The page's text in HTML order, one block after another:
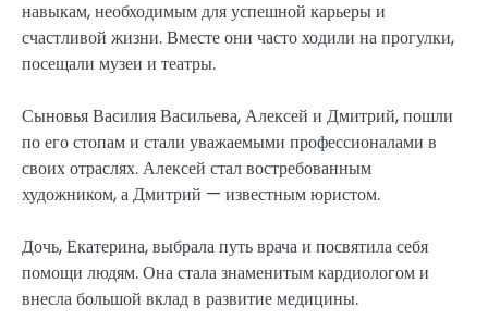
навыкам, необходимым для успешной карьеры и
счастливой жизни. Вместе они часто ходили на прогулки,
посещали музеи и театры.
Сыновья Василия Васильева, Алексей и Дмитрий, пошли
по его стопам и стали уважаемыми профессионалами в
своих отраслях. Алексей стал востребованным
художником, а Дмитрий — известным юристом.
Дочь, Екатерина, выбрала путь врача и посвятила себя
помощи людям. Она стала знаменитым кардиологом и
внесла большой вклад в развитие медицины.